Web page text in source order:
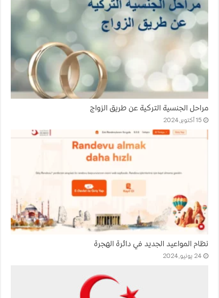
مراحل الجنسية التركية عن طريق الزواج
15 أكتوبر,2024
نظام المواعيد الجديد في دائرة الهجرة
24 يونيو,2024